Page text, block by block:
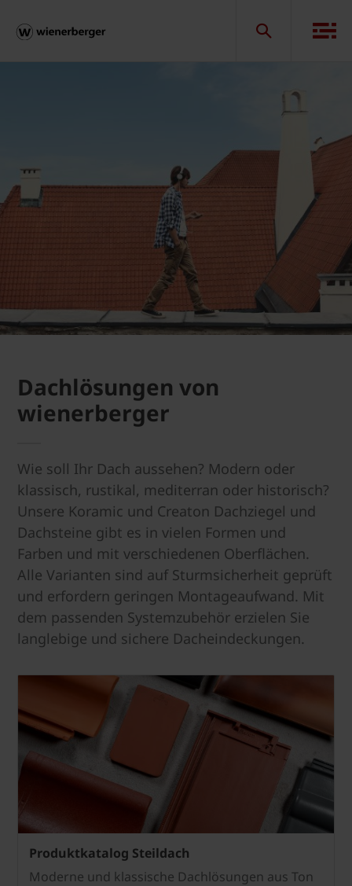
Dachlösungen von
wienerberger
Wie soll Ihr Dach aussehen? Modern oder
klassisch, rustikal, mediterran oder historisch?
Unsere Koramic und Creaton Dachziegel und
Dachsteine gibt es in vielen Formen und
Farben und mit verschiedenen Oberflächen.
Alle Varianten sind auf Sturmsicherheit geprüft
und erfordern geringen Montageaufwand. Mit
dem passenden Systemzubehör erzielen Sie
langlebige und sichere Dacheindeckungen.
Produktkatalog Steildach
Moderne und klassische Dachlösungen aus Ton